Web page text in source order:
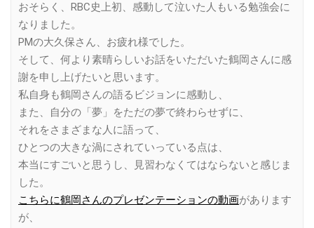
おそらく、RBC史上初、感動して泣いた人もいる勉強会に
なりました。
PMの大久保さん、お疲れ様でした。
そして、何より素晴らしいお話をいただいた鶴岡さんに感
謝を申し上げたいと思います。
私自身も鶴岡さんの語るビジョンに感動し、
また、自分の「夢」をただの夢で終わらせずに、
それをさまざまな人に語って、
ひとつの大きな渦にされていっている点は、
本当にすごいと思うし、見習わなくてはならないと感じま
した。
こちらに鶴岡さんのプレゼンテーションの動画があります
が、